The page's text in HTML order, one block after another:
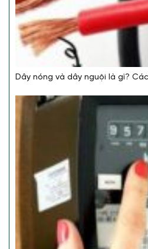
Dây nóng và dây nguội là gì?